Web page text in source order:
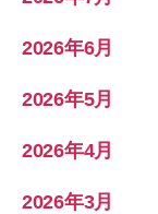
2026年6月
2026年5月
2026年4月
2026年3月